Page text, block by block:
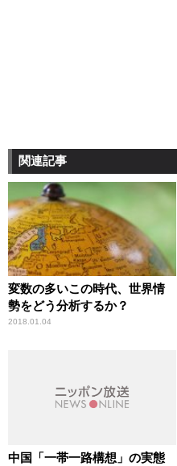
関連記事
変数の多いこの時代、世界情
勢をどう分析するか？
2018.01.04
中国「一帯一路構想」の実態